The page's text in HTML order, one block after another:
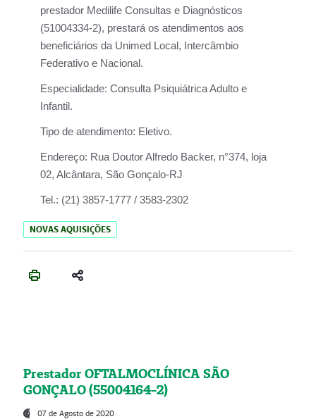
prestador Medilife Consultas e Diagnósticos
(51004334-2), prestará os atendimentos aos
beneficiários da Unimed Local, Intercâmbio
Federativo e Nacional.
Especialidade: Consulta Psiquiátrica Adulto e
Infantil.
Tipo de atendimento: Eletivo.
Endereço: Rua Doutor Alfredo Backer, n°374, loja
02, Alcântara, São Gonçalo-RJ
Tel.: (21) 3857-1777 / 3583-2302
NOVAS AQUISIÇÕES
Prestador OFTALMOCLÍNICA SÃO
GONÇALO (55004164-2)
07 de Agosto de 2020